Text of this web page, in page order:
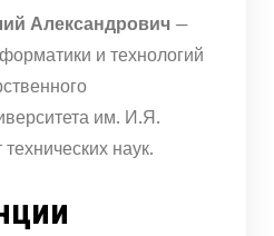
Александрович—
и технологий
им. И.Я.
наук.